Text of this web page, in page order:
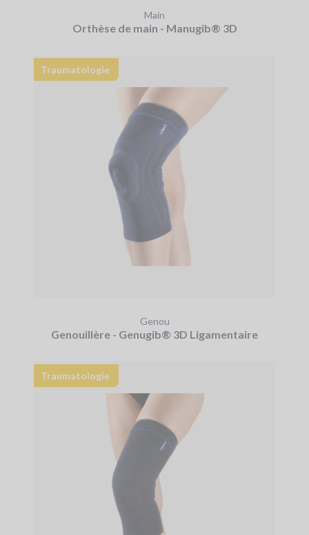
Main
Orthèse de main - Manugib® 3D
Traumatologie
Genou
Genouillère - Genugib® 3D Ligamentaire
Traumatologie